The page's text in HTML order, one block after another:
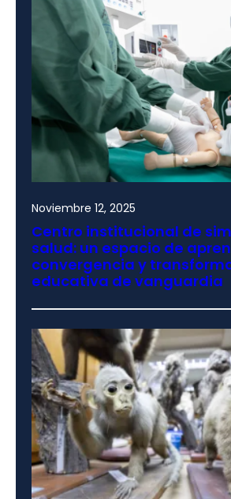
Noviembre 12, 2025
Centro institucional de
salud: un espacio de
convergencia y
educativa de vanguardia